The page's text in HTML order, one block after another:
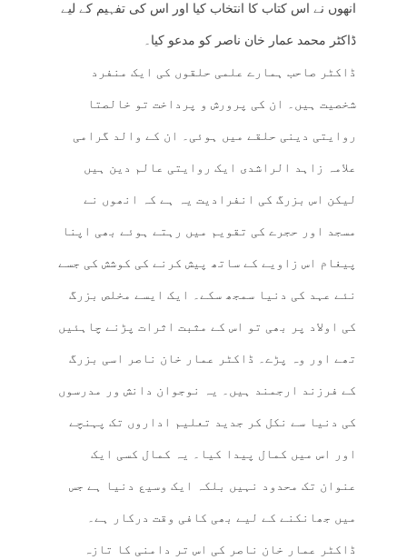
انھوں نے اس کتاب کا انتخاب کیا اور اس کی تفہیم کے لیے
ڈاکٹر محمد عمار خان ناصر کو مدعو کیا۔
ڈاکٹر صاحب ہمارے علمی حلقوں کی ایک منفرد
شخصیت ہیں۔ ان کی پرورش و پرداخت تو خالصتا
روایتی دینی حلقے میں ہوئی۔ ان کے والد گرامی
علامہ زاہد الراشدی ایک روایتی عالم دین ہیں
لیکن اس بزرگ کی انفرادیت یہ ہے کہ انھوں نے
مسجد اور حجرے کی تقویم میں رہتے ہوئے بھی اپنا
پیغام اس زاویے کے ساتھ پیش کرنے کی کوشش کی جسے
نئے عہد کی دنیا سمجھ سکے۔ ایک ایسے مخلص بزرگ
کی اولاد پر بھی تو اس کے مثبت اثرات پڑنے چاہئیں
تھے اور وہ پڑے۔ ڈاکٹر عمار خان ناصر اسی بزرگ
کے فرزند ارجمند ہیں۔ یہ نوجوان دانش ور مدرسوں
کی دنیا سے نکل کر جدید تعلیم اداروں تک پہنچے
اور اس میں کمال پیدا کیا۔ یہ کمال کسی ایک
عنوان تک محدود نہیں بلکہ ایک وسیع دنیا ہے جس
میں جھانکنے کے لیے بھی کافی وقت درکار ہے۔
ڈاکٹر عمار خان ناصر کی اس تر دامنی کا تازہ